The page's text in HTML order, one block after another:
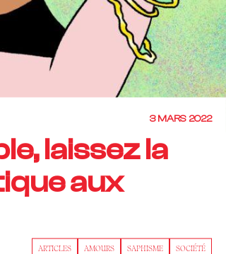
3 MARS 2022
laissez la
aux
ARTICLES AMOURS SAPHISME SOCIÉTÉ